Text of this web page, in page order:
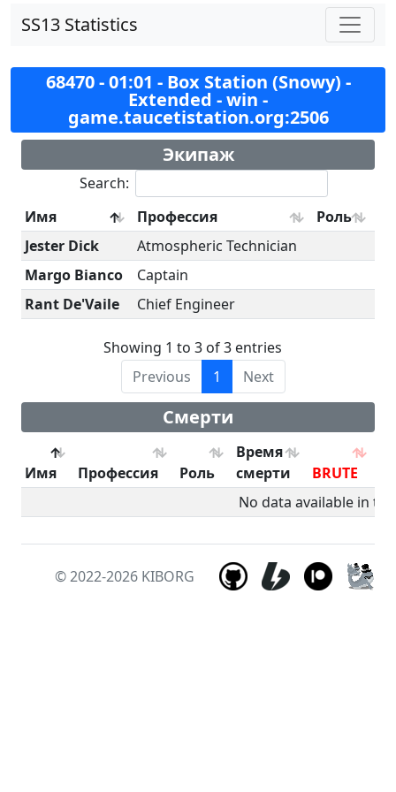
SS13 Statistics
68470 - 01:01 - Box Station (Snowy) -
Extended - win -
game.taucetistation.org:2506
Экипаж
Search:
Имя
Профессия
Роль
Jester Dick
Atmospheric Technician
Margo Bianco
Captain
Rant De'Vaile
Chief Engineer
Showing 1 to 3 of 3 entries
Previous
1 Next
Смерти
Имя Профессия Роль
Время
смерти
BRUTE
No data available in
© 2022-2026 KIBORG